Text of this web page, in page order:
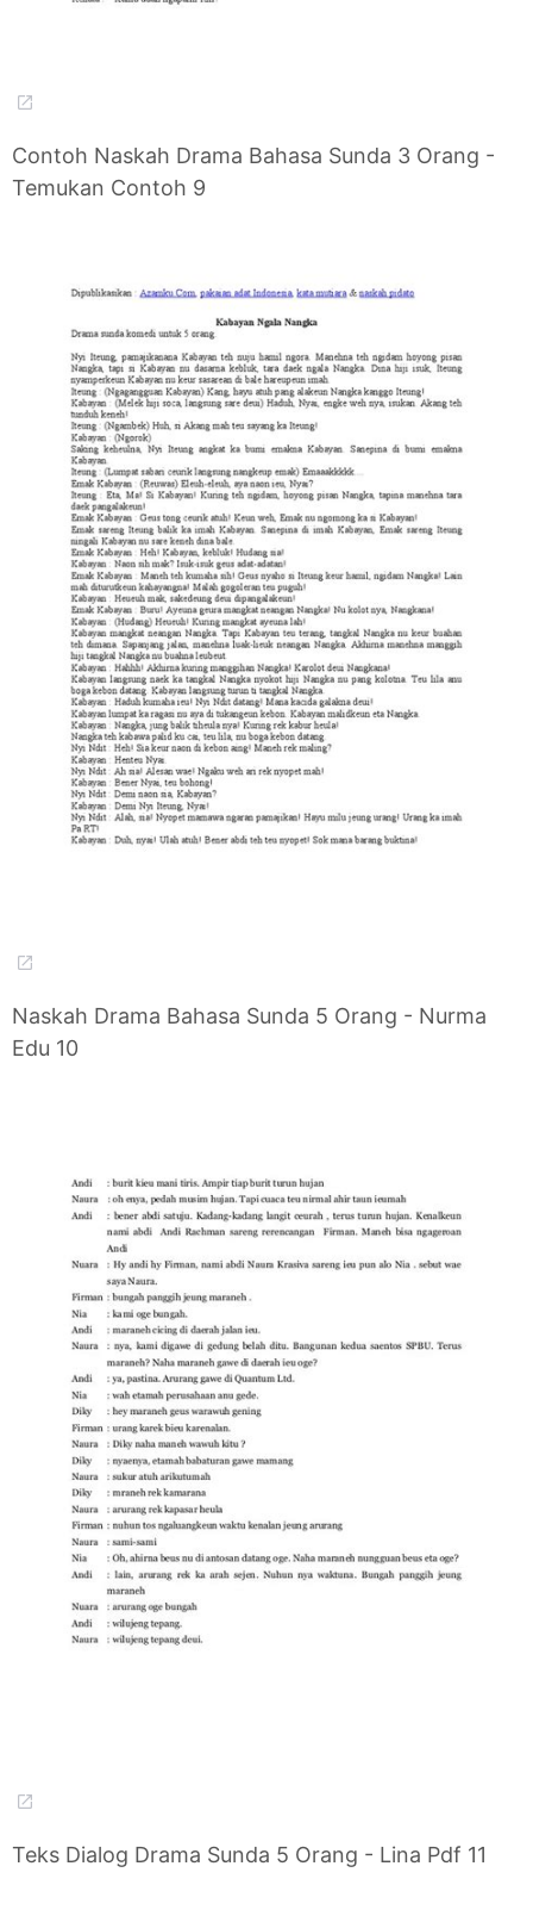
Contoh Naskah Drama Bahasa Sunda 3 Orang -
Temukan Contoh 9
Naskah Drama Bahasa Sunda 5 Orang - Nurma
Edu 10
Teks Dialog Drama Sunda 5 Orang - Lina Pdf 11